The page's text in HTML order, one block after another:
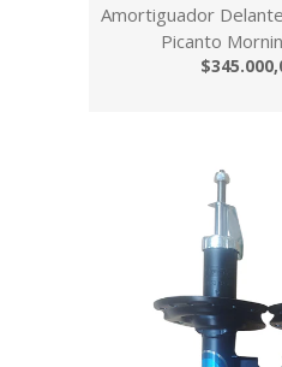
Amortiguador
Picanto